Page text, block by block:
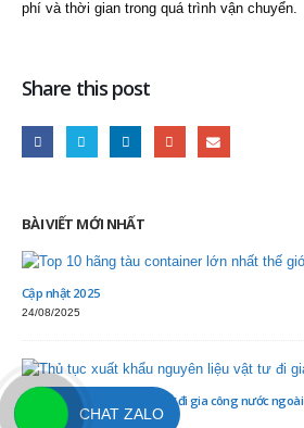
phí và thời gian trong quá trình vận chuyển.
Share this post
BÀI VIẾT MỚI NHẤT
Cập nhật 2025
24/08/2025
xuất khẩu nguyên liệu vật tư đi gia công nước ngoài
23/08/2025 CHAT ZALO